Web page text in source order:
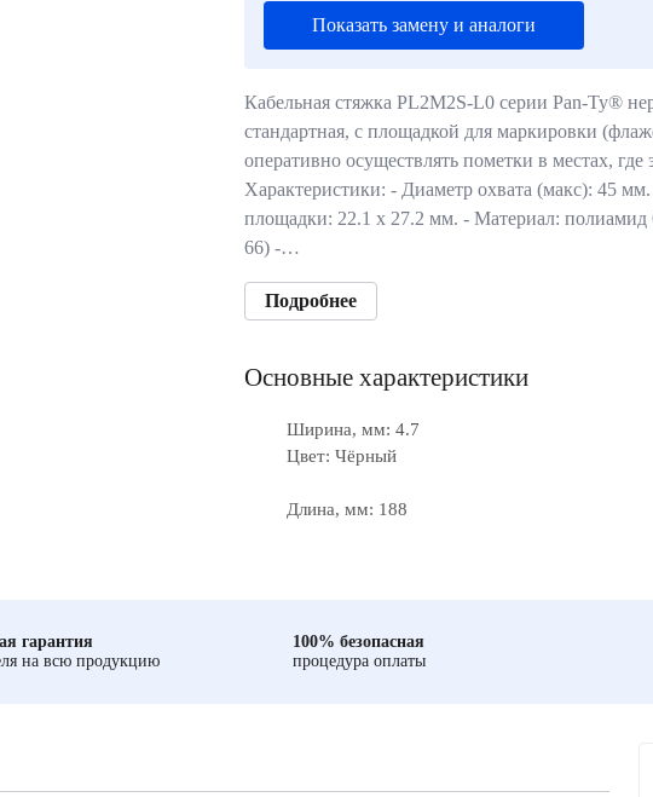
Показать замену и аналоги
Кабельная стяжка PL2M2S-L0 серии Pan-Ty®
стандартная, с площадкой для маркировки
оперативно осуществлять пометки в местах, где
Характеристики: - Диаметр охвата (макс): 45
площадки: 22.1 x 27.2 мм. - Материал: полиамид
66) -…
Подробнее
Основные характеристики
Ширина, мм: 4.7
Цвет: Чёрный
Длина, мм: 188
гарантия
на всю продукцию
100% безопасная
процедура оплаты